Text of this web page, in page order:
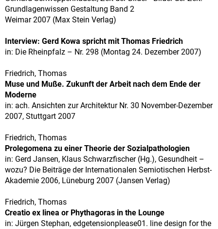
Grundlagenwissen Gestaltung Band 2
Weimar 2007 (Max Stein Verlag)
Interview: Gerd Kowa spricht mit Thomas Friedrich
in: Die Rheinpfalz – Nr. 298 (Montag 24. Dezember 2007)
Friedrich, Thomas
Muse und Muße. Zukunft der Arbeit nach dem Ende der
Moderne
in: ach. Ansichten zur Architektur Nr. 30 November-Dezember
2007, Stuttgart 2007
Friedrich, Thomas
Prolegomena zu einer Theorie der Sozialpathologien
in: Gerd Jansen, Klaus Schwarzfischer (Hg.), Gesundheit –
wozu? Die Beiträge der Internationalen Semiotischen Herbst-
Akademie 2006, Lüneburg 2007 (Jansen Verlag)
Friedrich, Thomas
Creatio ex linea or Phythagoras in the Lounge
in: Jürgen Stephan, edgetensionplease01. line design for the